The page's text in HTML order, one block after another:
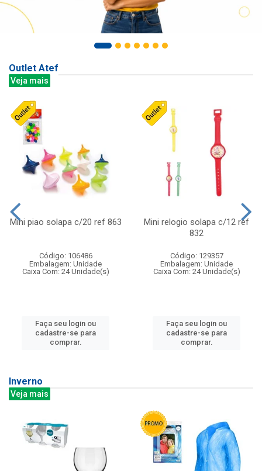
Outlet Atef
Veja mais
Mini piao solapa c/20 ref 863
Código: 106486
Embalagem: Unidade
Caixa Com: 24 Unidade(s)
Faça seu login ou
cadastre-se para
comprar.
Mini relogio solapa c/12 ref
832
Código: 129357
Embalagem: Unidade
Caixa Com: 24 Unidade(s)
Faça seu login ou
cadastre-se para
comprar.
Inverno
Veja mais